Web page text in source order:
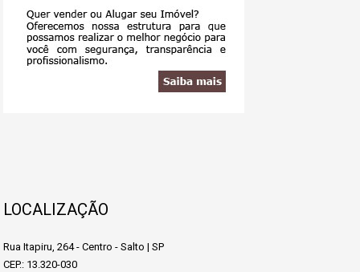
LOCALIZAÇÃO
Rua Itapiru, 264 - Centro - Salto | SP
CEP.: 13.320-030